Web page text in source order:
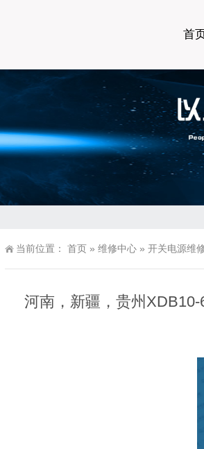
首
当前位置： 首页 » 维修中心 » 开关电源维
河南，新疆，贵州